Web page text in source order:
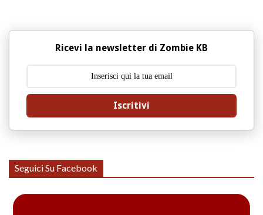
Ricevi la newsletter di Zombie KB
Iscritivi
Seguici Su Facebook